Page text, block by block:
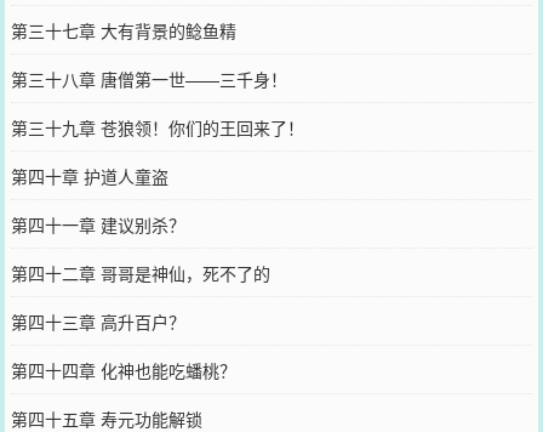
第三十七章 大有背景的鲶鱼精
第三十八章 唐僧第一世——三千身！
第三十九章 苍狼领！你们的王回来了！
第四十章 护道人童盗
第四十一章 建议别杀？
第四十二章 哥哥是神仙，死不了的
第四十三章 高升百户？
第四十四章 化神也能吃蟠桃？
第四十五章 寿元功能解锁